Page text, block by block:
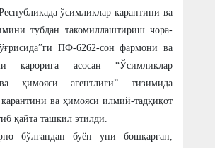
ўсимликлар карантини ва
тубдан такомиллаштириш чора-
ПФ-6262-сон фармони ва
қарорига асосан “Ўсимликлар
ҳимояси агентлиги” тизимида
ва ҳимояси илмий-тадқиқот
қайта ташкил этилди.
бўлгандан буён уни бошқарган,